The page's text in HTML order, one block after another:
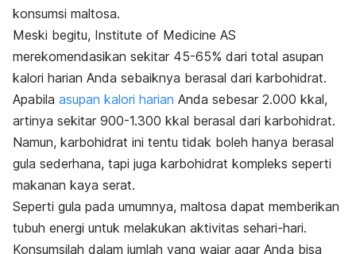
konsumsi maltosa.
Meski begitu, Institute of Medicine AS
merekomendasikan sekitar 45-65% dari total asupan
kalori harian Anda sebaiknya berasal dari karbohidrat.
Apabila asupan kalori harian Anda sebesar 2.000 kkal,
artinya sekitar 900-1.300 kkal berasal dari karbohidrat.
Namun, karbohidrat ini tentu tidak boleh hanya berasal
gula sederhana, tapi juga karbohidrat kompleks seperti
makanan kaya serat.
Seperti gula pada umumnya, maltosa dapat memberikan
tubuh energi untuk melakukan aktivitas sehari-hari.
Konsumsilah dalam jumlah yang wajar agar Anda bisa